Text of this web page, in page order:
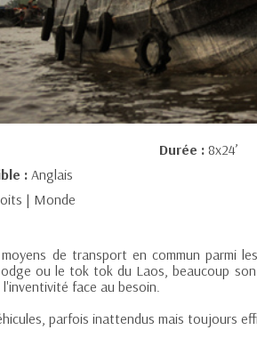
Durée : 8x24’
: Anglais
| Monde
de transport en commun parmi
ou le tok tok du Laos, beaucoup
face au besoin.
parfois inattendus mais toujours